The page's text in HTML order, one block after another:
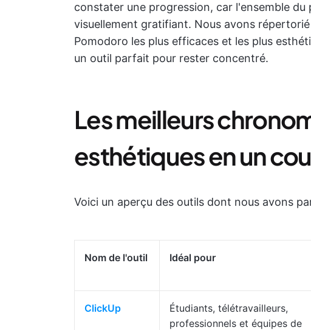
constater une progression, car l'ensemble du
visuellement gratifiant. Nous avons
Pomodoro les plus efficaces et les plus
un outil parfait pour rester concentré.
Les meilleurs
esthétiques en un
Voici un aperçu des outils dont nous avons
Nom de l'outil Idéal pour
ClickUp
Étudiants, télétravailleurs,
professionnels et équipes de